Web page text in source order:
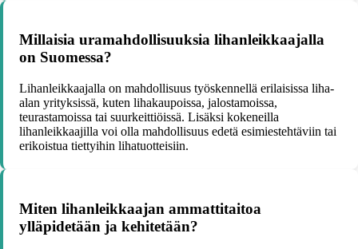
Millaisia uramahdollisuuksia lihanleikkaajalla
on Suomessa?
Lihanleikkaajalla on mahdollisuus työskennellä erilaisissa liha-
alan yrityksissä, kuten lihakaupoissa, jalostamoissa,
teurastamoissa tai suurkeittiöissä. Lisäksi kokeneilla
lihanleikkaajilla voi olla mahdollisuus edetä esimiestehtäviin tai
erikoistua tiettyihin lihatuotteisiin.
Miten lihanleikkaajan ammattitaitoa
ylläpidetään ja kehitetään?